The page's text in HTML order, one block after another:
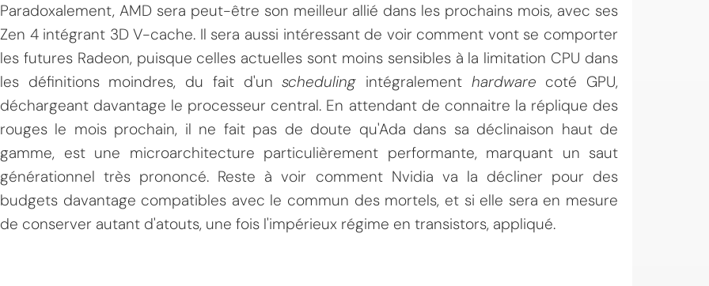
Paradoxalement, AMD sera peut-être son meilleur allié dans les prochains mois, avec ses
Zen 4 intégrant 3D V-cache. Il sera aussi intéressant de voir comment vont se comporter
les futures Radeon, puisque celles actuelles sont moins sensibles à la limitation CPU dans
les définitions moindres, du fait d'unscheduling intégralementhardware coté GPU,
déchargeant davantage le processeur central. En attendant de connaitre la réplique des
rouges le mois prochain, il ne fait pas de doute qu'Ada dans sa déclinaison haut de
gamme, est une microarchitecture particulièrement performante, marquant un saut
générationnel très prononcé. Reste à voir comment Nvidia va la décliner pour des
budgets davantage compatibles avec le commun des mortels, et si elle sera en mesure
de conserver autant d'atouts, une fois l'impérieux régime en transistors, appliqué.